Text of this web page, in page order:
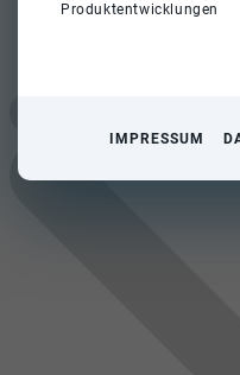
Produktentwicklungen
IMPRESSUM